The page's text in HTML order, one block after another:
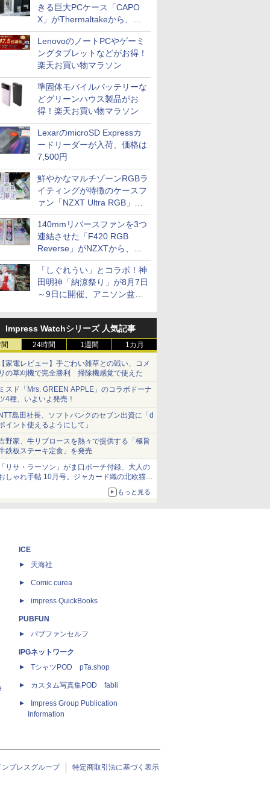
きる巨大PCケース「CAPO
X」がThermaltakeから、カ
ラーは2色
LenovoのノートPCやゲーミ
ングタブレットなどがお得！
楽天お買い物マラソン
準固体モバイルバッテリーな
どグリーンハウス製品がお
得！楽天お買い物マラソン
LexarのmicroSD Expressカ
ードリーダーが入荷、価格は
7,500円
鮮やかなマルチゾーンRGBラ
イティングが特徴のケースフ
ァン「NZXT Ultra RGB」が
発売、計8製品
140mmリバースファンを3つ
連結させた「F420 RGB
Reverse」がNZXTから、単
一フレーム採用
「しぐれうい」とコラボ！神
田明神「納涼祭り」が8月7日
～9日に開催、アニソン盆踊
Impress Watchシリーズ 人気記事
24時間 1週間 1カ月
家電レビュー】手ごわい雑草との戦い、コメ
の草刈機で完全勝利 掃除機感覚で使えた
スド「Mrs. GREEN APPLE」のコラボドーナ
4種、いよいよ発売！
島田社長、ソフトバンクのセブン出資に「d
イント使えるようにして」
野家、牛リブロースを熱々で提供する「極旨
鉄板ステーキ定食」を発売
リサ・ラーソン」がま口ポーチ付録、大人の
しゃれ手帖 10月号。ジャカード織の北欧猫デ
もっと見る
ICE
天海社
Comic curea
impress QuickBooks
PUBFUN
パブファンセルフ
IPGネットワーク
TシャツPOD pTa.shop
カスタム写真集POD fabli
Impress Group Publication
Information
ンプレスグループ 特定商取引法に基づく表示